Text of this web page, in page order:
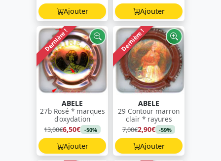
Ajouter Ajouter
Dernière !
ABELE
27b Rosé * marques
d'oxydation
13,00€6,50€ -50%
Ajouter
Dernière !
ABELE
29 Contour marron
clair * rayures
7,00€2,90€ -59%
Ajouter